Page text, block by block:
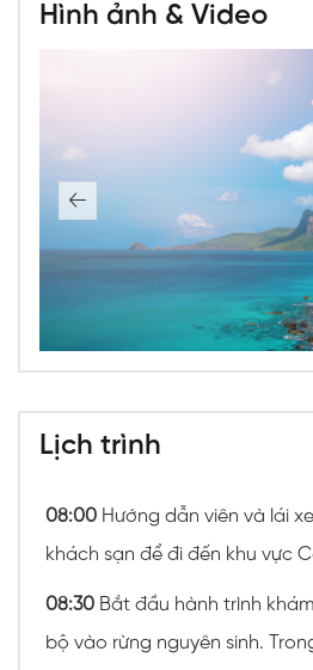
Hình ảnh & Video
Lịch trình
08:00 Hướng dẫn viên và lái
khách sạn để đi đến khu vực
08:30 Bắt đầu hành trình
bộ vào rừng nguyên sinh.